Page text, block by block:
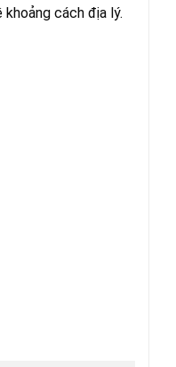
cách địa lý.